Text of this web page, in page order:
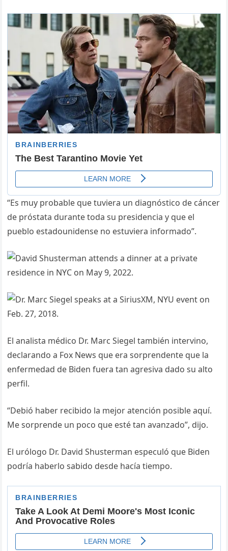
“Es muy probable que tuviera un diagnóstico de cáncer
de próstata durante toda su presidencia y que el
pueblo estadounidense no estuviera informado”.
El analista médico Dr. Marc Siegel también intervino,
declarando a Fox News que era sorprendente que la
enfermedad de Biden fuera tan agresiva dado su alto
perfil.
“Debió haber recibido la mejor atención posible aquí.
Me sorprende un poco que esté tan avanzado”, dijo.
El urólogo Dr. David Shusterman especuló que Biden
podría haberlo sabido desde hacía tiempo.